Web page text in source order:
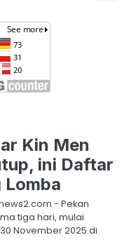
Kin Men
ini Daftar
Lomba
- Pekan
tiga hari, mulai
November 2025 di